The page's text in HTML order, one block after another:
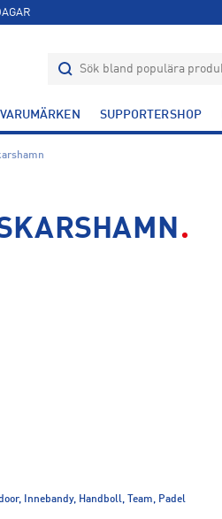
VARUMÄRKEN SUPPORTERSHOP
Innebandy, Handboll, Team, Padel